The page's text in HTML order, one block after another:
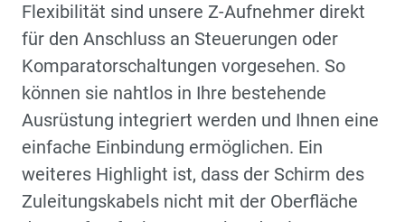
Flexibilität sind unsere Z-Aufnehmer direkt
für den Anschluss an Steuerungen oder
Komparatorschaltungen vorgesehen. So
können sie nahtlos in Ihre bestehende
Ausrüstung integriert werden und Ihnen eine
einfache Einbindung ermöglichen. Ein
weiteres Highlight ist, dass der Schirm des
Zuleitungskabels nicht mit der Oberfläche